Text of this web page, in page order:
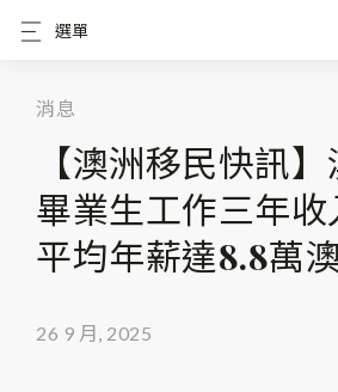
選單
消息
【澳洲移民快訊
畢業生工作三年收
平均年薪達8.8萬
26 9 月, 2025